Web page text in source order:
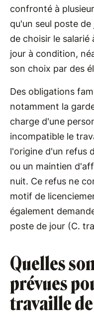
confronté à
qu'un seul poste
de choisir le
jour à condition,
son choix par des
Des obligations
notamment la
charge d'une
incompatible le
l'origine d'un refus
ou un maintien
nuit. Ce refus ne
motif de
également
poste de jour (C.
Quelles
prévues
travaille